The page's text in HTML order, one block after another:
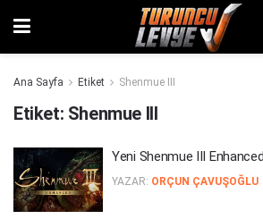
Ana Sayfa Etiket Shenmue III
Etiket: Shenmue III
Yeni Shenmue III
YAZAR: ORÇUN ÇAVUŞOĞLU